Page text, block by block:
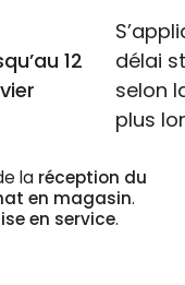
12
délai
selon
plus
la réception du
en magasin.
en service.